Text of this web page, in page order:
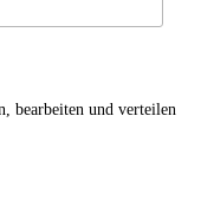
bearbeiten und verteilen